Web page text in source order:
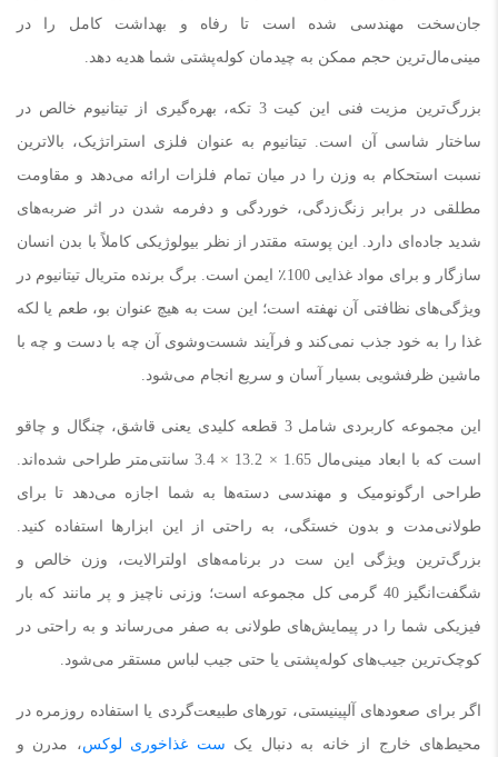
جان‌سخت مهندسی شده است تا رفاه و بهداشت کامل را در
مینی‌مال‌ترین حجم ممکن به چیدمان کوله‌پشتی شما هدیه دهد.
بزرگ‌ترین مزیت فنی این کیت 3 تکه، بهره‌گیری از تیتانیوم خالص در
ساختار شاسی آن است. تیتانیوم به عنوان فلزی استراتژیک، بالاترین
نسبت استحکام به وزن را در میان تمام فلزات ارائه می‌دهد و مقاومت
مطلقی در برابر زنگ‌زدگی، خوردگی و دفرمه شدن در اثر ضربه‌های
شدید جاده‌ای دارد. این پوسته مقتدر از نظر بیولوژیکی کاملاً با بدن انسان
سازگار و برای مواد غذایی 100٪ ایمن است. برگ برنده متریال تیتانیوم در
ویژگی‌های نظافتی آن نهفته است؛ این ست به هیچ عنوان بو، طعم یا لکه
غذا را به خود جذب نمی‌کند و فرآیند شست‌وشوی آن چه با دست و چه با
ماشین ظرفشویی بسیار آسان و سریع انجام می‌شود.
این مجموعه کاربردی شامل 3 قطعه کلیدی یعنی قاشق، چنگال و چاقو
است که با ابعاد مینی‌مال 1.65 × 13.2 × 3.4 سانتی‌متر طراحی شده‌اند.
طراحی ارگونومیک و مهندسی دسته‌ها به شما اجازه می‌دهد تا برای
طولانی‌مدت و بدون خستگی، به راحتی از این ابزارها استفاده کنید.
بزرگ‌ترین ویژگی این ست در برنامه‌های اولترالایت، وزن خالص و
شگفت‌انگیز 40 گرمی کل مجموعه است؛ وزنی ناچیز و پر مانند که بار
فیزیکی شما را در پیمایش‌های طولانی به صفر می‌رساند و به راحتی در
کوچک‌ترین جیب‌های کوله‌پشتی یا حتی جیب لباس مستقر می‌شود.
اگر برای صعودهای آلپینیستی، تورهای طبیعت‌گردی یا استفاده روزمره در
محیط‌های خارج از خانه به دنبال یک ست غذاخوری لوکس، مدرن و